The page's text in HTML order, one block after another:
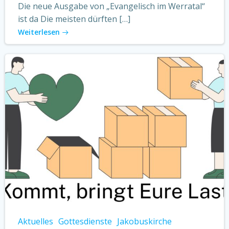
Die neue Ausgabe von „Evangelisch im Werratal“
ist da Die meisten dürften […]
Weiterlesen
Aktuelles Gottesdienste Jakobuskirche